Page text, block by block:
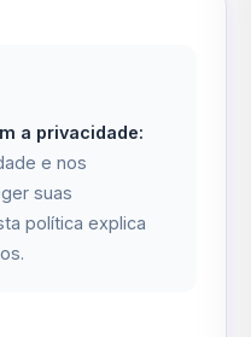
a privacidade:
e nos
suas
política explica